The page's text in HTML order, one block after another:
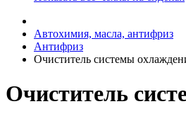
Автохимия, масла, антифриз
Антифриз
Очиститель системы
Очиститель